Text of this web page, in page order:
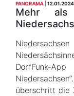
PANORAMA
Mehr als
DorfFunk-
überschritt die